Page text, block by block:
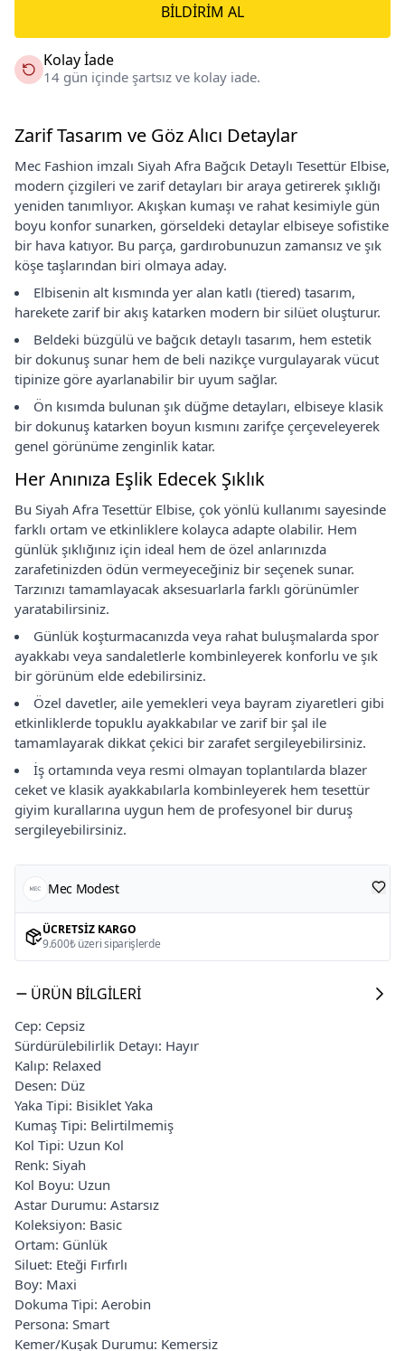
BILDIRIM AL
Kolay İade
14 gün içinde şartsız ve kolay iade.
Zarif Tasarım ve Göz Alıcı Detaylar
Mec Fashion imzalı Siyah Afra Bağcık Detaylı Tesettür Elbise,
modern çizgileri ve zarif detayları bir araya getirerek şıklığı
yeniden tanımlıyor. Akışkan kumaşı ve rahat kesimiyle gün
boyu konfor sunarken, görseldeki detaylar elbiseye sofistike
bir hava katıyor. Bu parça, gardırobunuzun zamansız ve şık
köşe taşlarından biri olmaya aday.
Elbisenin alt kısmında yer alan katlı (tiered) tasarım,
harekete zarif bir akış katarken modern bir silüet oluşturur.
Beldeki büzgülü ve bağcık detaylı tasarım, hem estetik
bir dokunuş sunar hem de beli nazikçe vurgulayarak vücut
tipinize göre ayarlanabilir bir uyum sağlar.
Ön kısımda bulunan şık düğme detayları, elbiseye klasik
bir dokunuş katarken boyun kısmını zarifçe çerçeveleyerek
genel görünüme zenginlik katar.
Her Anınıza Eşlik Edecek Şıklık
Bu Siyah Afra Tesettür Elbise, çok yönlü kullanımı sayesinde
farklı ortam ve etkinliklere kolayca adapte olabilir. Hem
günlük şıklığınız için ideal hem de özel anlarınızda
zarafetinizden ödün vermeyeceğiniz bir seçenek sunar.
Tarzınızı tamamlayacak aksesuarlarla farklı görünümler
yaratabilirsiniz.
Günlük koşturmacanızda veya rahat buluşmalarda spor
ayakkabı veya sandaletlerle kombinleyerek konforlu ve şık
bir görünüm elde edebilirsiniz.
Özel davetler, aile yemekleri veya bayram ziyaretleri gibi
etkinliklerde topuklu ayakkabılar ve zarif bir şal ile
tamamlayarak dikkat çekici bir zarafet sergileyebilirsiniz.
İş ortamında veya resmi olmayan toplantılarda blazer
ceket ve klasik ayakkabılarla kombinleyerek hem tesettür
giyim kurallarına uygun hem de profesyonel bir duruş
sergileyebilirsiniz.
Mec Modest
ÜCRETSIZ KARGO
9.600₺ üzeri siparişlerde
ÜRÜN BILGILERI
Cep: Cepsiz
Sürdürülebilirlik Detayı: Hayır
Kalıp: Relaxed
Desen: Düz
Yaka Tipi: Bisiklet Yaka
Kumaş Tipi: Belirtilmemiş
Kol Tipi: Uzun Kol
Renk: Siyah
Kol Boyu: Uzun
Astar Durumu: Astarsız
Koleksiyon: Basic
Ortam: Günlük
Siluet: Eteği Fırfırlı
Boy: Maxi
Dokuma Tipi: Aerobin
Persona: Smart
Kemer/Kuşak Durumu: Kemersiz